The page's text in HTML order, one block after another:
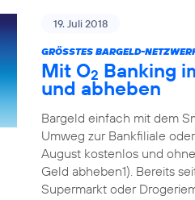
19. Juli 2018
GRÖSSTES BARGELD-NETZWERK
Mit O2 Banking
und abheben
Bargeld einfach mit dem
Umweg zur Bankfiliale
August kostenlos und
Geld abheben1). Bereits
Supermarkt oder